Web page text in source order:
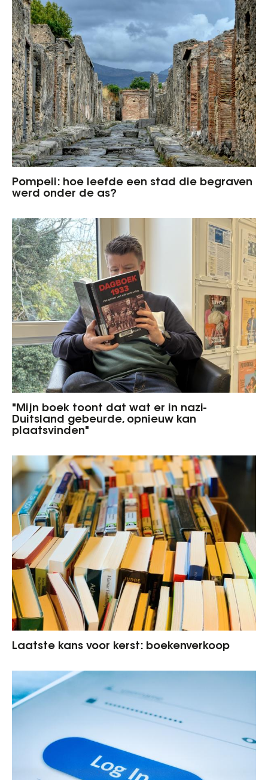
Pompeii: hoe leefde een stad die begraven
werd onder de as?
"Mijn boek toont dat wat er in nazi-
Duitsland gebeurde, opnieuw kan
plaatsvinden"
Laatste kans voor kerst: boekenverkoop